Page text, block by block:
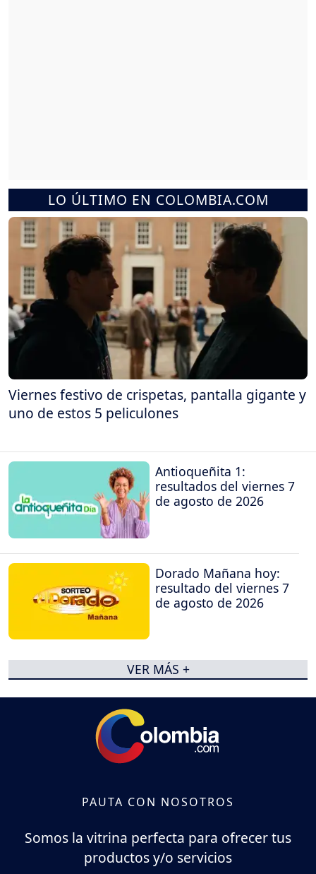
LO ÚLTIMO EN COLOMBIA.COM
Viernes festivo de crispetas, pantalla gigante y
uno de estos 5 peliculones
Antioqueñita 1:
resultados del viernes 7
de agosto de 2026
Dorado Mañana hoy:
resultado del viernes 7
de agosto de 2026
VER MÁS +
PAUTA CON NOSOTROS
Somos la vitrina perfecta para ofrecer tus
productos y/o servicios